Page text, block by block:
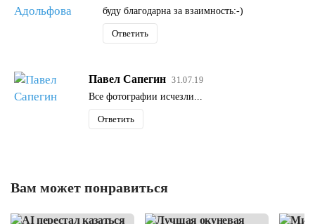
буду благодарна за взаимность:-)
Ответить
Павел Сапегин 31.07.19
Все фотографии исчезли...
Ответить
Вам может понравиться